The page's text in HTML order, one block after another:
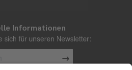
Informationen
sich für unseren Newsletter: